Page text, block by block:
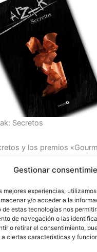
Gestionar
mejores experiencias,
y/o acceder a la
estas tecnologías nos
de navegación o las
o retirar el consentimiento,
ciertas características y
Secretos
y los premios
un gran chef en 2009. En
por Bainet, el cocinero
especias, flores…
Ana Alvarez